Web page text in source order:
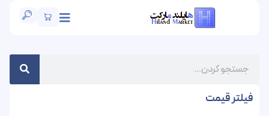
فیلتر قیمت